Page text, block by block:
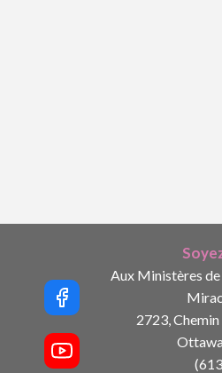
Aux Ministères
2723,